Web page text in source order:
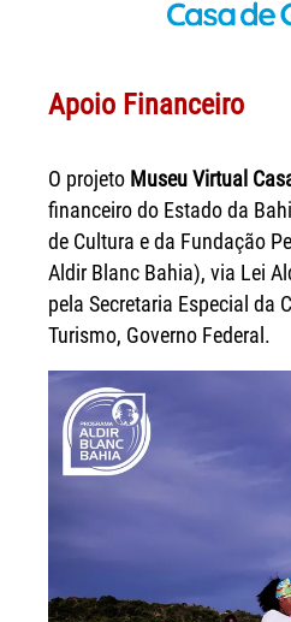
Apoio Financeiro
O projeto Museu Virtual
financeiro do Estado da
de Cultura e da Fundação
Aldir Blanc Bahia), via Lei
pela Secretaria Especial da
Turismo, Governo Federal.